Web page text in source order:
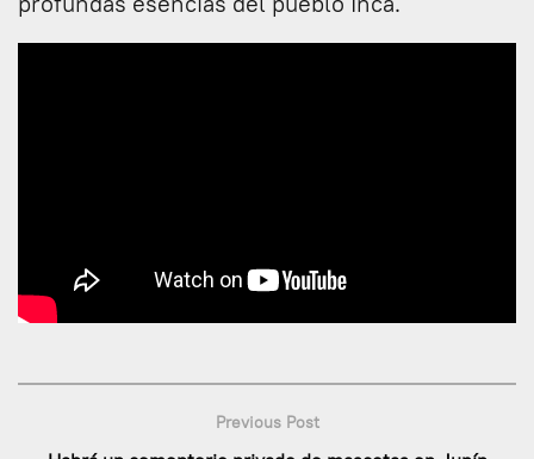
Previous Post